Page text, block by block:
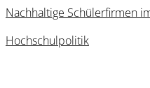
Nachhaltige Schülerfirmen
Hochschulpolitik